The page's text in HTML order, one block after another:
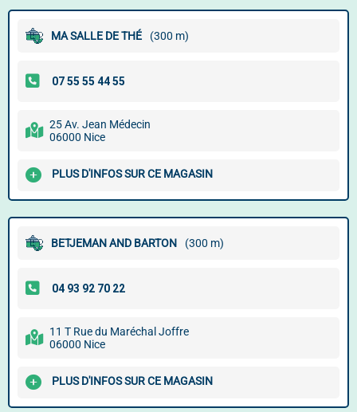
MA SALLE DE THÉ (300 m)
25 Av. Jean Médecin
06000 Nice
PLUS D'INFOS SUR CE MAGASIN
BETJEMAN AND BARTON (300 m)
11 T Rue du Maréchal Joffre
06000 Nice
PLUS D'INFOS SUR CE MAGASIN